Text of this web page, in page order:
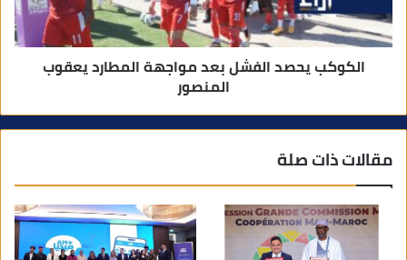
الكوكب يحصد الفشل بعد مواجهة المطارد يعقوب
المنصور
مقالات ذات صلة